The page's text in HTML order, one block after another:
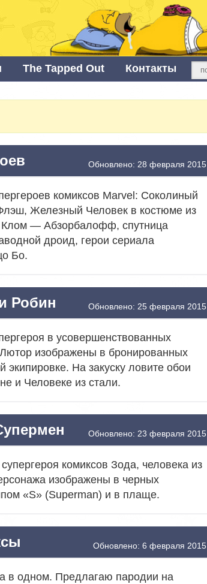
The Tapped Out Контакты
Обновлено: 28 февраля 2015
комиксов Marvel: Соколиный
Железный Человек в костюме из
Клом — Абзорбалофф, спутница
дроид, герои сериала
Бо.
Робин Обновлено: 25 февраля 2015
в усовершенствованных
изображены в бронированных
На закуску ловите обои
и Человеке из стали.
Обновлено: 23 февраля 2015
комиксов Зода, человека из
изображены в черных
«S» (Superman) и в плаще.
Обновлено: 6 февраля 2015
в одном. Предлагаю пародии на